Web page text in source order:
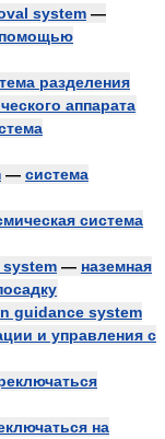
system —
помощью
разделения
аппарата
— система
система
— наземная
guidance system
и управления с
на